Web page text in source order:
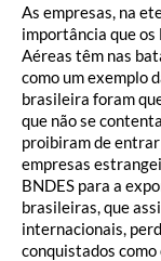
As empresas, na
importância que os
Aéreas têm nas
como um exemplo
brasileira foram
que não se
proibiram de
empresas
BNDES para a
brasileiras, que
internacionais,
conquistados